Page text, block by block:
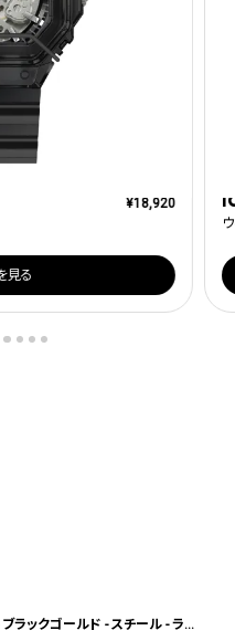
¥18,920
見る
ラックゴールド - スチール - ラージ